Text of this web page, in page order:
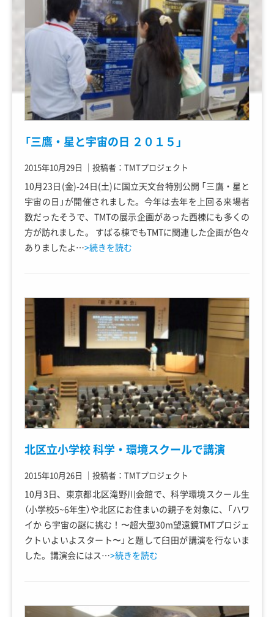
「三鷹・星と宇宙の日 ２０１５」
2015年10月29日 ｜ 投稿者：TMTプロジェクト
10月23日(金)-24日(土)に国立天文台特別公開 「三鷹・星と
宇宙の日」が開催されました。今年は去年を上回る来場者
数だったそうで、TMTの展示企画があった西棟にも多くの
方が訪れました。 すばる棟でもTMTに関連した企画が色々
ありましたよ…>続きを読む
北区立小学校 科学・環境スクールで講演
2015年10月26日 ｜ 投稿者：TMTプロジェクト
10月3日、東京都北区滝野川会館で、科学環境スクール生
（小学校5~6年生）や北区にお住まいの親子を対象に、「ハワ
イか ら宇宙の謎に挑む！〜超大型30m望遠鏡TMTプロジェ
クトいよいよスタート〜」と題して臼田が講演を行ないま
した。講演会にはス…>続きを読む